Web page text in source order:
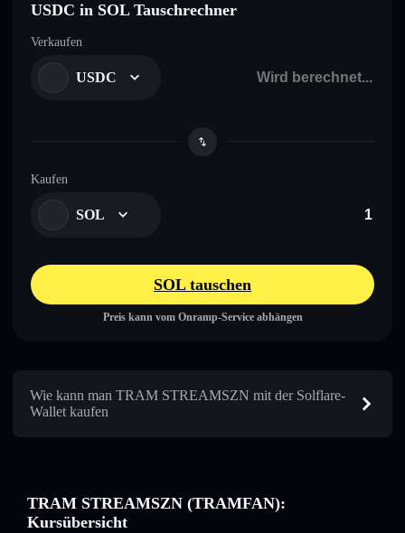
USDC in SOL Tauschrechner
Verkaufen
USDC
Kaufen
SOL
SOL tauschen
Preis kann vom Onramp-Service abhängen
Wie kann man TRAM STREAMSZN mit der Solflare-
Wallet kaufen
TRAM STREAMSZN (TRAMFAN):
Kursübersicht